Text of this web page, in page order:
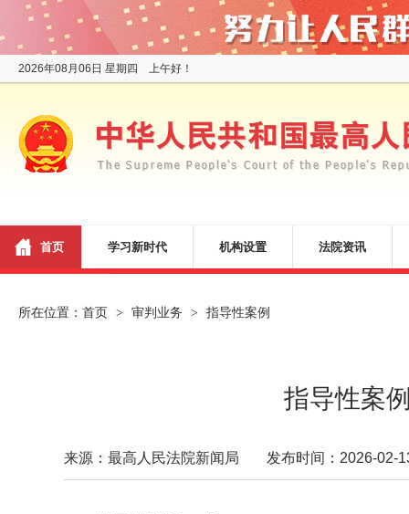
2026年08月06日 星期四 上午好！
首页 学习新时代 机构设置 法院资讯
所在位置： 首页 > 审判业务 > 指导性案例
指导性案
来源：最高人民法院新闻局 发布时间：2026-02-